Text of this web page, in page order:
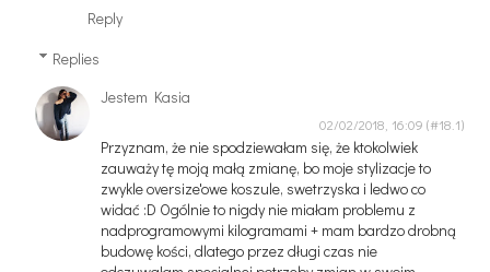
Reply
Replies
Jestem Kasia
02/02/2018, 16:09
Przyznam, że nie spodziewałam się, że ktokolwiek
zauważy tę moją małą zmianę, bo moje stylizacje to
zwykle oversize'owe koszule, swetrzyska i ledwo co
widać :D Ogólnie to nigdy nie miałam problemu z
nadprogramowymi kilogramami + mam bardzo drobną
budowę kości, dlatego przez długi czas nie